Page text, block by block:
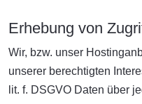
Erhebung von
Wir, bzw. unser
unserer berechtigten
lit. f. DSGVO Daten über